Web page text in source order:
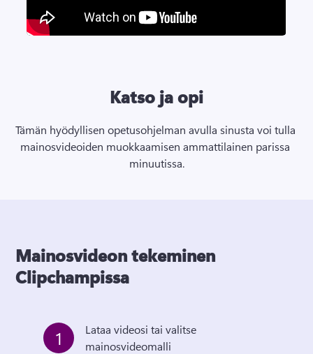
Katso ja opi
Tämän hyödyllisen opetusohjelman avulla sinusta voi tulla
mainosvideoiden muokkaamisen ammattilainen parissa
minuutissa.
Mainosvideon tekeminen
Clipchampissa
1
Lataa videosi tai valitse
mainosvideomalli